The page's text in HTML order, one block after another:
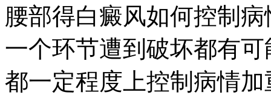
腰部得白癜风如何控制
一个环节遭到破坏都有
都一定程度上控制病情